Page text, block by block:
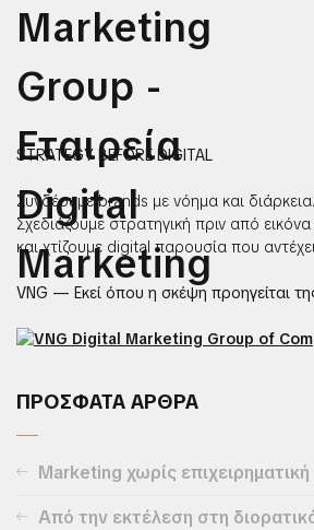
STRATEGY BEFORE DIGITAL
Συνδέουμε brands με νόημα και διάρκεια.
Σχεδιάζουμε στρατηγική πριν από εικόνα
και χτίζουμε digital παρουσία που
VNG — Εκεί όπου η σκέψη προηγείται
ΠΡΟΣΦΑΤΑ ΑΡΘΡΑ
Marketing χωρίς
Από την εκτέλεση στη